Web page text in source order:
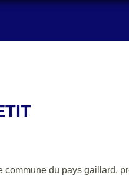
du pays gaillard,